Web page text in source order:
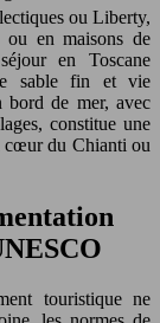
ou Liberty,
ou en maisons de
en Toscane
sable fin et vie
bord de mer, avec
constitue une
cœur du Chianti ou
touristique ne